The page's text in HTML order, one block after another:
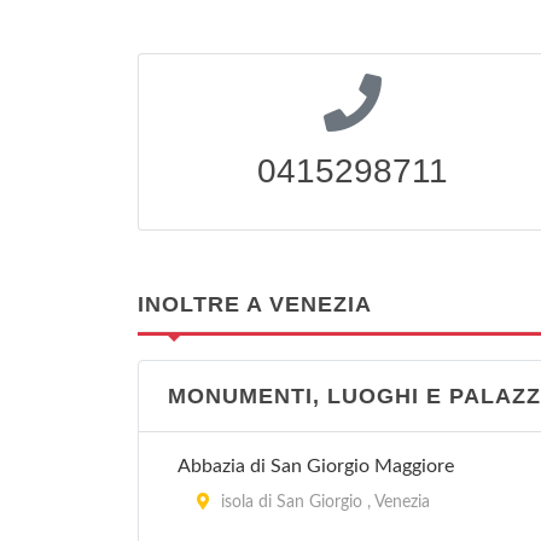
0415298711
INOLTRE A VENEZIA
MONUMENTI, LUOGHI E
Abbazia di San Giorgio Maggiore
isola di San Giorgio , Venezia